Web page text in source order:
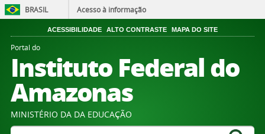
BRASIL Acesso à informação
ACESSIBILIDADE ALTO CONTRASTE MAPA DO SITE
Portal do
Instituto Federal do
Amazonas
MINISTÉRIO DA DA EDUCAÇÃO
Search Site